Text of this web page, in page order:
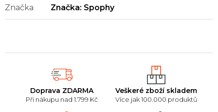
Doprava ZDARMA
Při nákupu nad 1.799 Kč
Veškeré zboží skladem
Více jak 100.000 produktů
Značka Značka: Spophy